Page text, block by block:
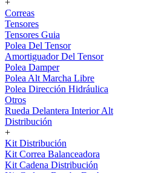
+
Correas
Tensores
Tensores Guia
Polea Del Tensor
Amortiguador Del Tensor
Polea Damper
Polea Alt Marcha Libre
Polea Dirección Hidráulica
Otros
Rueda Delantera Interior Alt
Distribución
+
Kit Distribución
Kit Correa Balanceadora
Kit Cadena Distribución